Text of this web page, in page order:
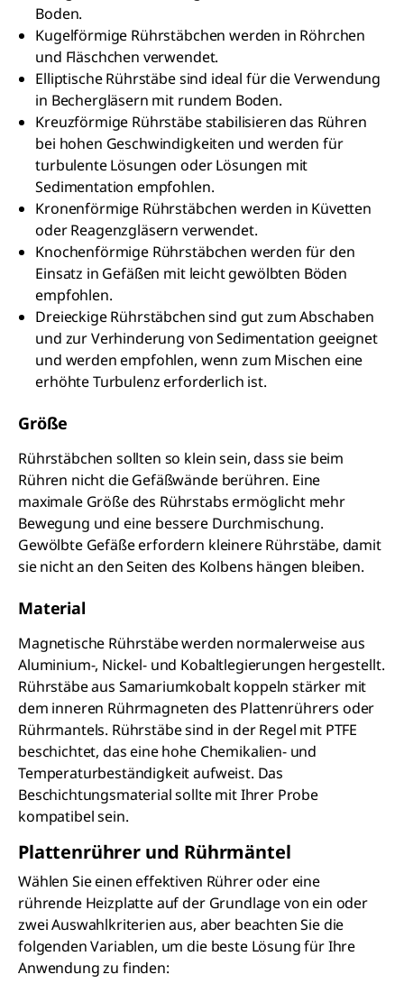
Boden.
Kugelförmige Rührstäbchen werden in Röhrchen
und Fläschchen verwendet.
Elliptische Rührstäbe sind ideal für die Verwendung
in Bechergläsern mit rundem Boden.
Kreuzförmige Rührstäbe stabilisieren das Rühren
bei hohen Geschwindigkeiten und werden für
turbulente Lösungen oder Lösungen mit
Sedimentation empfohlen.
Kronenförmige Rührstäbchen werden in Küvetten
oder Reagenzgläsern verwendet.
Knochenförmige Rührstäbchen werden für den
Einsatz in Gefäßen mit leicht gewölbten Böden
empfohlen.
Dreieckige Rührstäbchen sind gut zum Abschaben
und zur Verhinderung von Sedimentation geeignet
und werden empfohlen, wenn zum Mischen eine
erhöhte Turbulenz erforderlich ist.
Größe
Rührstäbchen sollten so klein sein, dass sie beim
Rühren nicht die Gefäßwände berühren. Eine
maximale Größe des Rührstabs ermöglicht mehr
Bewegung und eine bessere Durchmischung.
Gewölbte Gefäße erfordern kleinere Rührstäbe, damit
sie nicht an den Seiten des Kolbens hängen bleiben.
Material
Magnetische Rührstäbe werden normalerweise aus
Aluminium-, Nickel- und Kobaltlegierungen hergestellt.
Rührstäbe aus Samariumkobalt koppeln stärker mit
dem inneren Rührmagneten des Plattenrührers oder
Rührmantels. Rührstäbe sind in der Regel mit PTFE
beschichtet, das eine hohe Chemikalien- und
Temperaturbeständigkeit aufweist. Das
Beschichtungsmaterial sollte mit Ihrer Probe
kompatibel sein.
Plattenrührer und Rührmäntel
Wählen Sie einen effektiven Rührer oder eine
rührende Heizplatte auf der Grundlage von ein oder
zwei Auswahlkriterien aus, aber beachten Sie die
folgenden Variablen, um die beste Lösung für Ihre
Anwendung zu finden: